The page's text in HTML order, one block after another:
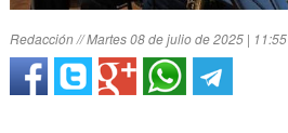
Redacción // Martes 08 de julio de 2025 | 11:55